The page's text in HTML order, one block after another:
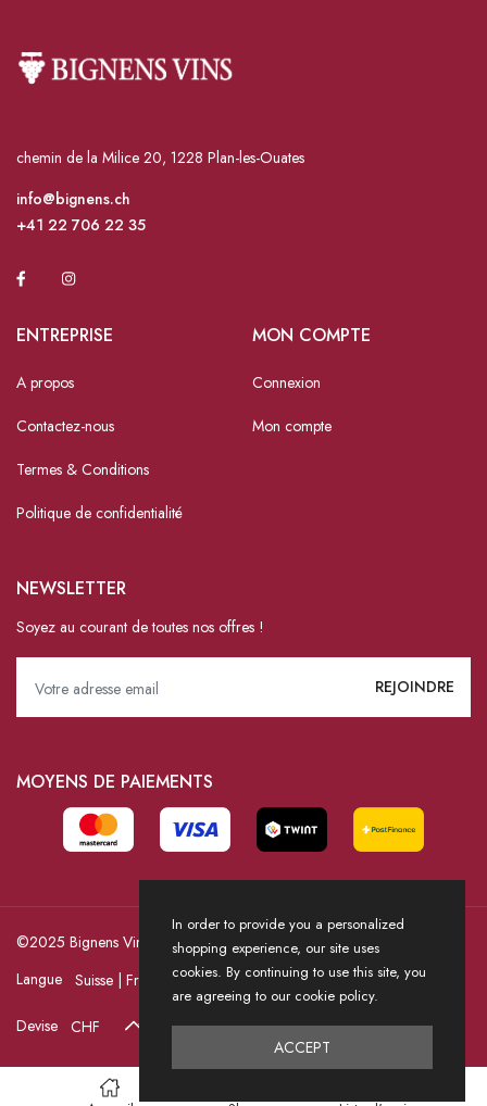
chemin de la Milice 20, 1228 Plan-les-Ouates
info@bignens.ch
+41 22 706 22 35
ENTREPRISE
A propos
Contactez-nous
Termes & Conditions
Politique de confidentialité
MON COMPTE
Connexion
Mon compte
NEWSLETTER
Soyez au courant de toutes nos offres !
MOYENS DE PAIEMENTS
©2025 Bignens Vins / Powered by HICASS
Langue
Devise
In order to provide you a personalized
shopping experience, our site uses
cookies. By continuing to use this site, you
are agreeing to our cookie policy.
ACCEPT